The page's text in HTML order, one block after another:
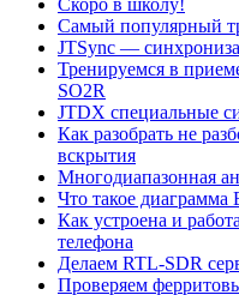
Скоро в школу!
Самый популярный
JTSync —
Тренируемся в
SO2R
JTDX специальные
Как разобрать не
вскрытия
Многодиапазонная
Что такое диаграмма
Как устроена и
телефона
Делаем RTL-SDR
Проверяем